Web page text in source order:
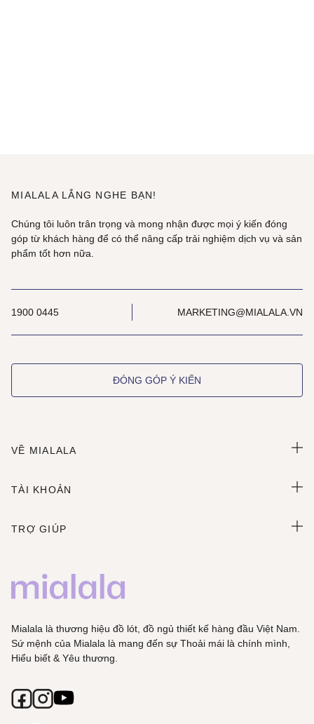
MIALALA LẮNG NGHE BẠN!
Chúng tôi luôn trân trọng và mong nhận được mọi ý kiến đóng
góp từ khách hàng để có thể nâng cấp trải nghiệm dịch vụ và sản
phẩm tốt hơn nữa.
1900 0445 MARKETING@MIALALA.VN
ĐÓNG GÓP Ý KIẾN
VỀ MIALALA
TÀI KHOẢN
TRỢ GIÚP
Mialala là thương hiệu đồ lót, đồ ngủ thiết kế hàng đầu Việt Nam.
Sứ mệnh của Mialala là mang đến sự Thoải mái là chính mình,
Hiểu biết & Yêu thương.